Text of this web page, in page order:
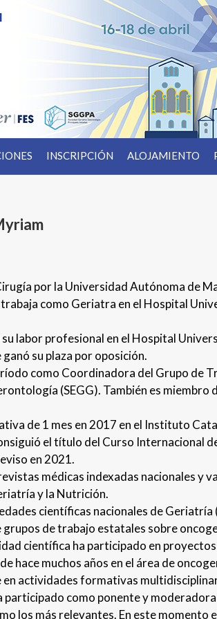
INSCRIPCIÓN ALOJAMIENTO
por la Universidad Autónoma de
como Geriatra en el Hospital
labor profesional en el Hospital
su plaza por oposición.
como Coordinadora del Grupo de
(SEGG). También es
de 1 mes en 2017 en el Instituto
el título del Curso Internacional
en 2021.
médicas indexadas nacionales y
y la Nutrición.
científicas nacionales de Geriatría
de trabajo estatales sobre
científica ha participado en
hace muchos años en el área de
actividades formativas
como ponente y moderadora
los más relevantes. En este